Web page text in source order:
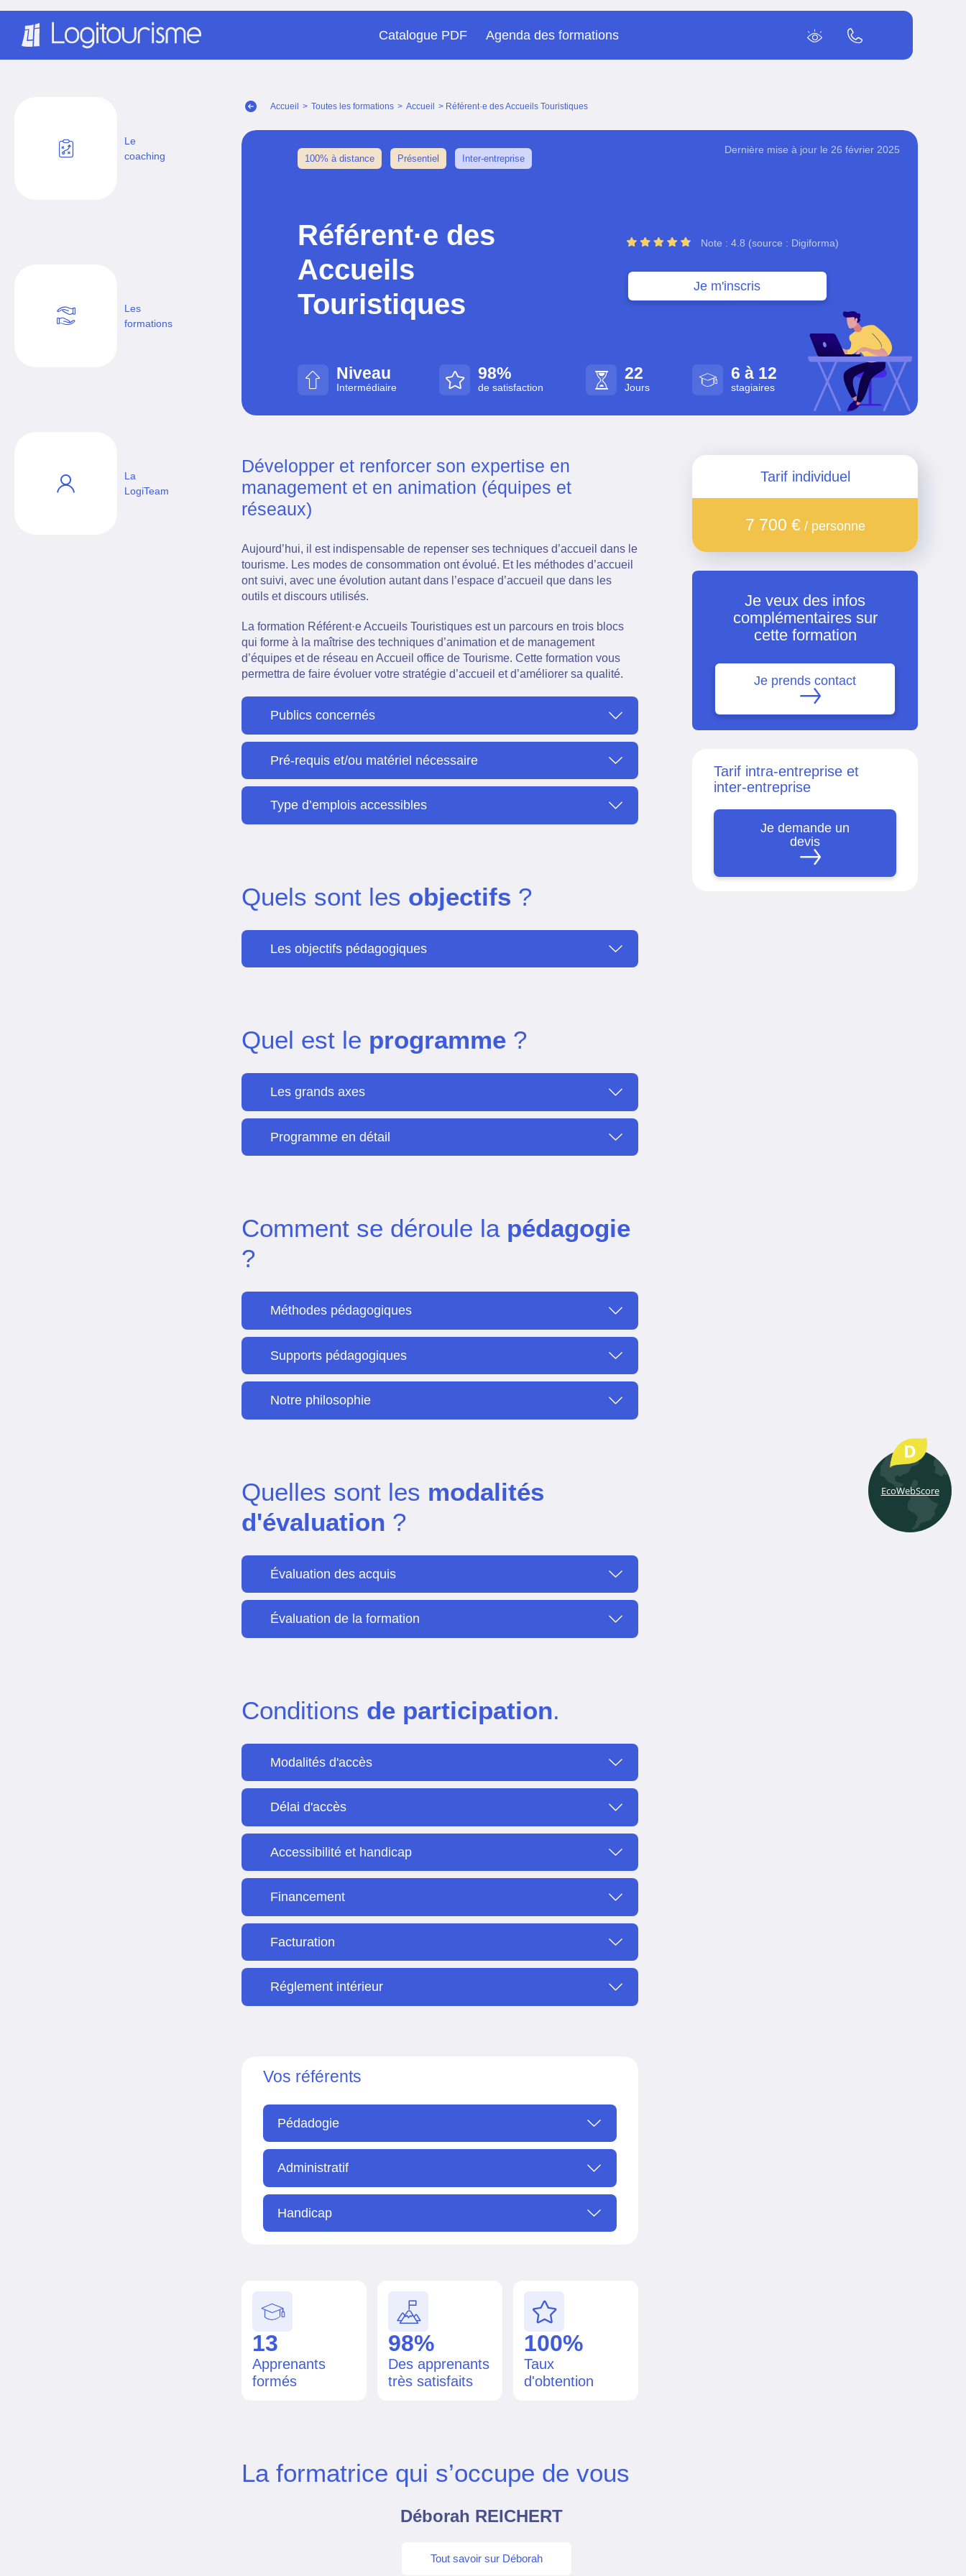
Catalogue PDF Agenda des formations
Le
coaching
Les
formations
La
LogiTeam
Accueil > Toutes les formations > Accueil > Référent·e des Accueils Touristiques
Dernière mise à jour le 26 février 2025
100% à distance Présentiel Inter-entreprise
Référent·e des
Accueils
Touristiques
Note : 4.8 (source : Digiforma)
Je m'inscris
Niveau
Intermédiaire
98%
de satisfaction
22
Jours
6 à 12
stagiaires
Développer et renforcer son expertise en
management et en animation (équipes et
réseaux)
Aujourd’hui, il est indispensable de repenser ses techniques d’accueil dans le
tourisme. Les modes de consommation ont évolué. Et les méthodes d’accueil
ont suivi, avec une évolution autant dans l’espace d’accueil que dans les
outils et discours utilisés.
La formation Référent·e Accueils Touristiques est un parcours en trois blocs
qui forme à la maîtrise des techniques d’animation et de management
d’équipes et de réseau en Accueil office de Tourisme. Cette formation vous
permettra de faire évoluer votre stratégie d’accueil et d’améliorer sa qualité.
Publics concernés
Pré-requis et/ou matériel nécessaire
Type d’emplois accessibles
Quels sont les objectifs ?
Les objectifs pédagogiques
Quel est le programme ?
Les grands axes
Programme en détail
Comment se déroule la pédagogie
?
Méthodes pédagogiques
Supports pédagogiques
Notre philosophie
Quelles sont les modalités
d'évaluation ?
Évaluation des acquis
Évaluation de la formation
Conditions de participation.
Modalités d'accès
Délai d'accès
Accessibilité et handicap
Financement
Facturation
Réglement intérieur
Vos référents
Pédadogie
Administratif
Handicap
13
Apprenants
formés
98%
Des apprenants
très satisfaits
100%
Taux
d'obtention
La formatrice qui s’occupe de vous
Déborah REICHERT
Tout savoir sur Déborah
Tarif individuel
7 700 € / personne
Je veux des infos
complémentaires sur
cette formation
Je prends contact
Tarif intra-entreprise et
inter-entreprise
Je demande un
devis
D
EcoWebScore